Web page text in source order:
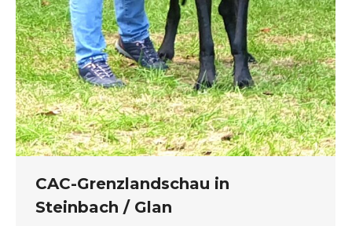
CAC-Grenzlandschau in
Steinbach / Glan